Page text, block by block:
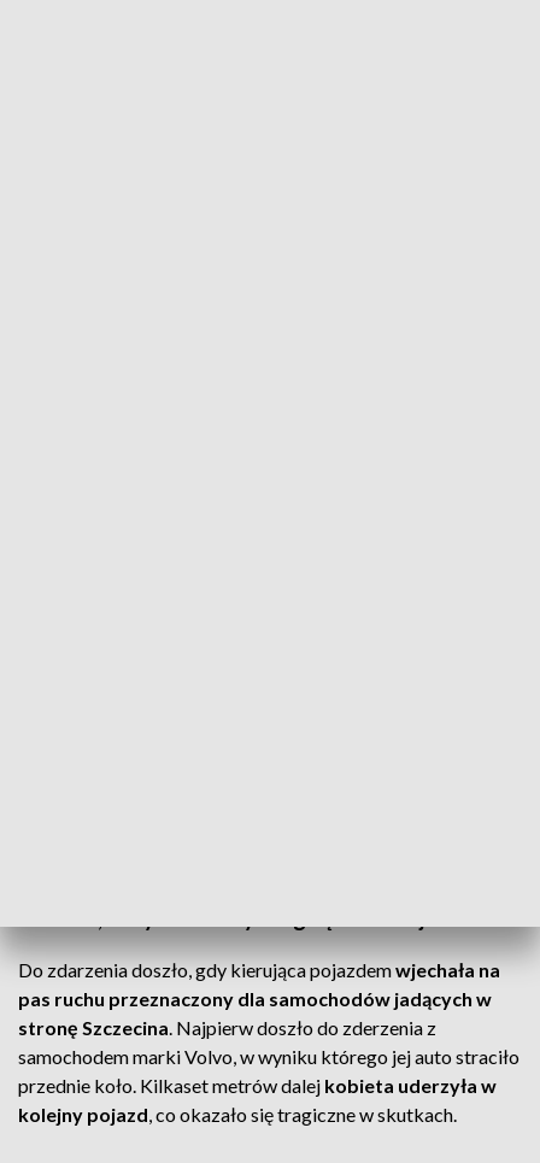
Do zdarzenia doszło, gdy kierująca pojazdemwjechała na
pas ruchu przeznaczony dla samochodów jadących w
stronę Szczecina. Najpierw doszło do zderzenia z
samochodem marki Volvo, w wyniku którego jej auto straciło
przednie koło. Kilkaset metrów dalej kobieta uderzyła w
kolejny pojazd, co okazało się tragiczne w skutkach.